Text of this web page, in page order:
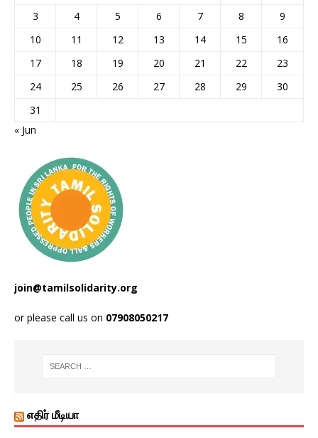
3
4 5 6 7 8
9
10
11 12 13 14 15
16
17
18 19 20 21 22
23
24
25 26 27 28 29
30
31
« Jun
join@tamilsolidarity.org
or please call us on 07908050217
எதிர் மீடியா